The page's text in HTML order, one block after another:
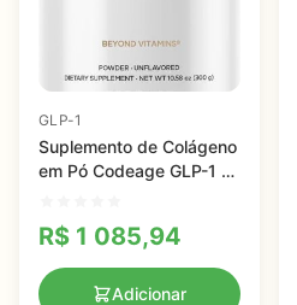
GLP-1
Suplemento de Colágeno
em Pó Codeage GLP-1 -
R$ 1 085,94
Adicionar